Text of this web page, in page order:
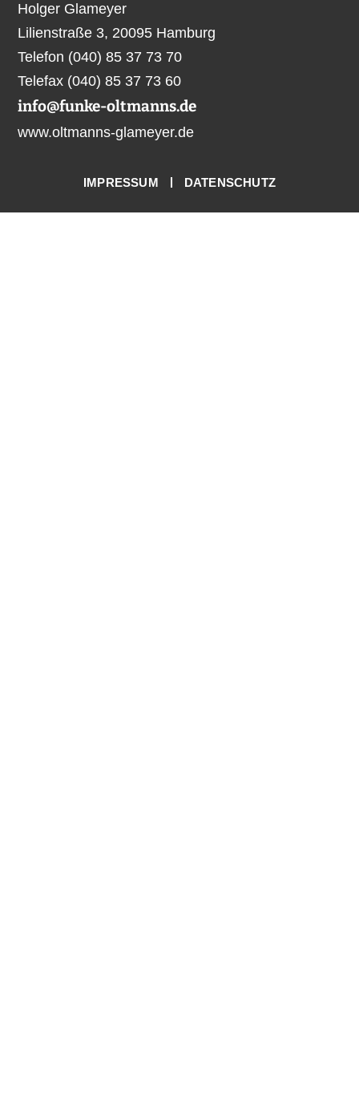
Holger Glameyer
Lilienstraße 3, 20095 Hamburg
Telefon (040) 85 37 73 70
Telefax (040) 85 37 73 60
info@funke-oltmanns.de
www.oltmanns-glameyer.de
IMPRESSUM DATENSCHUTZ